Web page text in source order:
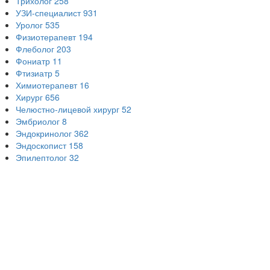
УЗИ-специалист 931
Уролог 535
Физиотерапевт 194
Флеболог 203
Фониатр 11
Фтизиатр 5
Химиотерапевт 16
Хирург 656
Челюстно-лицевой хирург 52
Эмбриолог 8
Эндокринолог 362
Эндоскопист 158
Эпилептолог 32